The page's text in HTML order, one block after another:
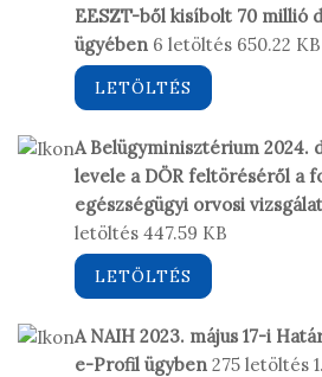
EESZT-ből kisíbolt 70 millió
ügyében 6 letöltés 650.22 KB
LETÖLTÉS
A Belügyminisztérium 2024.
levele a DÖR feltöréséről a
egészségügyi orvosi
letöltés 447.59 KB
LETÖLTÉS
A NAIH 2023. május 17-i
e-Profil ügyben 275 letöltés